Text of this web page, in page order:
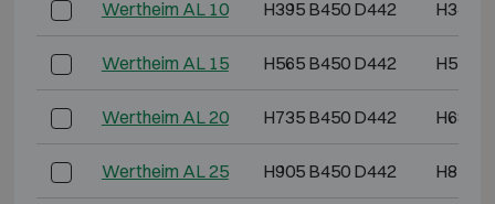
Wertheim AL 10 H395 B450 D442 H345
Wertheim AL 15 H565 B450 D442 H515
Wertheim AL 20 H735 B450 D442 H685
Wertheim AL 25 H905 B450 D442 H855